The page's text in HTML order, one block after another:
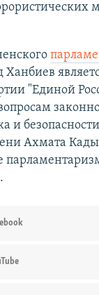
Ханбиев
"Единой
и
Ахмата